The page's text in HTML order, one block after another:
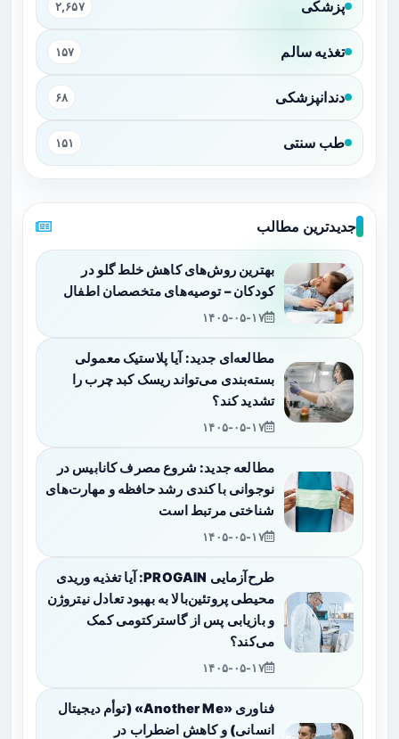
پزشکی ۲,۶۵۷
تغذیه سالم ۱۵۷
دندانپزشکی ۶۸
طب سنتی ۱۵۱
جدیدترین مطالب
بهترین روش‌های کاهش خلط گلو در
کودکان – توصیه‌های متخصصان اطفال
۱۴۰۵-۰۵-۱۷
مطالعه‌ای جدید: آیا پلاستیک معمولی
بسته‌بندی می‌تواند ریسک کبد چرب را
تشدید کند؟
۱۴۰۵-۰۵-۱۷
مطالعه جدید: شروع مصرف کانابیس در
نوجوانی با کندی رشد حافظه و مهارت‌های
شناختی مرتبط است
۱۴۰۵-۰۵-۱۷
طرح‌آزمایی PROGAIN: آیا تغذیه وریدی
محیطی پروتئین‌بالا به بهبود تعادل نیتروژن
و بازیابی پس از گاسترکتومی کمک
می‌کند؟
۱۴۰۵-۰۵-۱۷
فناوری «Another Me» (توأم دیجیتال
انسانی) و کاهش اضطراب در